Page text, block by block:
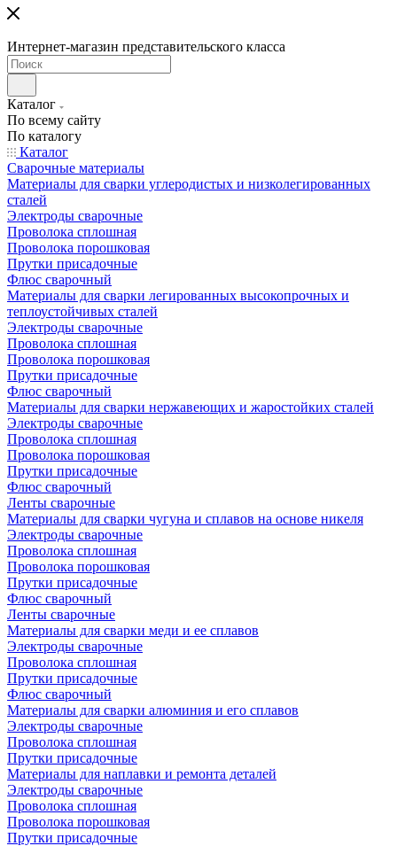
Интернет-магазин представительского класса
Каталог
По всему сайту
По каталогу
Каталог
Сварочные материалы
Материалы для сварки углеродистых и низколегированных
сталей
Электроды сварочные
Проволока сплошная
Проволока порошковая
Прутки присадочные
Флюс сварочный
Материалы для сварки легированных высокопрочных и
теплоустойчивых сталей
Электроды сварочные
Проволока сплошная
Проволока порошковая
Прутки присадочные
Флюс сварочный
Материалы для сварки нержавеющих и жаростойких сталей
Электроды сварочные
Проволока сплошная
Проволока порошковая
Прутки присадочные
Флюс сварочный
Ленты сварочные
Материалы для сварки чугуна и сплавов на основе никеля
Электроды сварочные
Проволока сплошная
Проволока порошковая
Прутки присадочные
Флюс сварочный
Ленты сварочные
Материалы для сварки меди и ее сплавов
Электроды сварочные
Проволока сплошная
Прутки присадочные
Флюс сварочный
Материалы для сварки алюминия и его сплавов
Электроды сварочные
Проволока сплошная
Прутки присадочные
Материалы для наплавки и ремонта деталей
Электроды сварочные
Проволока сплошная
Проволока порошковая
Прутки присадочные